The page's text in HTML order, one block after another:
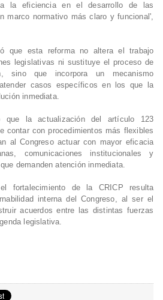
la eficiencia en el desarrollo de las
marco normativo más claro y funcional',
que esta reforma no altera el trabajo
legislativas ni sustituye el proceso de
sino que incorpora un mecanismo
casos específicos en los que la
inmediata.
que la actualización del artículo 123
contar con procedimientos más flexibles
al Congreso actuar con mayor eficacia
comunicaciones institucionales y
demanden atención inmediata.
fortalecimiento de la CRICP resulta
interna del Congreso, al ser el
acuerdos entre las distintas fuerzas
legislativa.